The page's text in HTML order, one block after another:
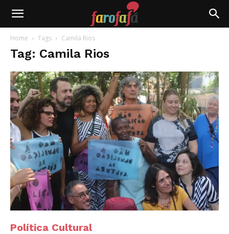
Farofafá
Home Tags Camila Rios
Tag: Camila Rios
Política Cultural